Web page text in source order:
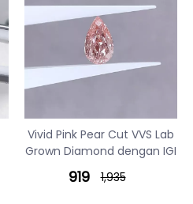
Vivid Pink Pear Cut VVS Lab
Grown Diamond dengan IGI
919 1,935